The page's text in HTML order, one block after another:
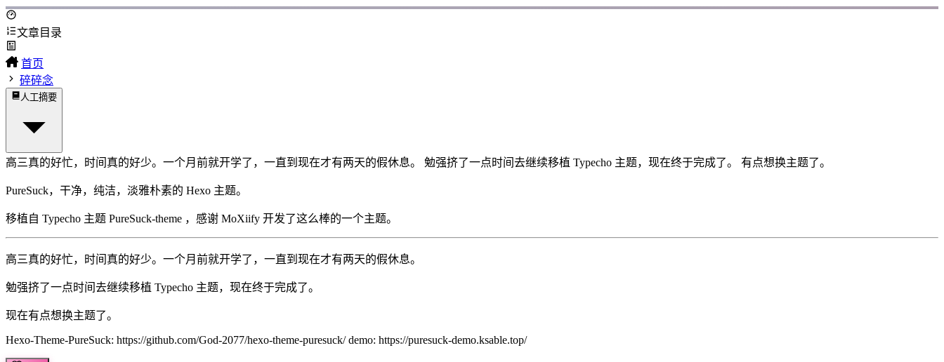
文章目录
首页
碎碎念
人工摘要
高三真的好忙，时间真的好少。一个月前就开学了，一直到现在才有两天的假休息。 勉强挤了一点时间去继续移植 Typecho 主题，现在终于完成了。 有点想换主题了。
PureSuck，干净，纯洁，淡雅朴素的 Hexo 主题。
移植自 Typecho 主题 PureSuck-theme ，感谢 MoXiify 开发了这么棒的一个主题。
高三真的好忙，时间真的好少。一个月前就开学了，一直到现在才有两天的假休息。
勉强挤了一点时间去继续移植 Typecho 主题，现在终于完成了。
现在有点想换主题了。
Hexo-Theme-PureSuck: https://github.com/God-2077/hexo-theme-puresuck/demo: https://puresuck-demo.ksable.top/